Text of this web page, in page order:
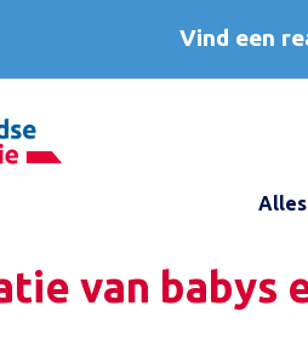
Vind een
van babys